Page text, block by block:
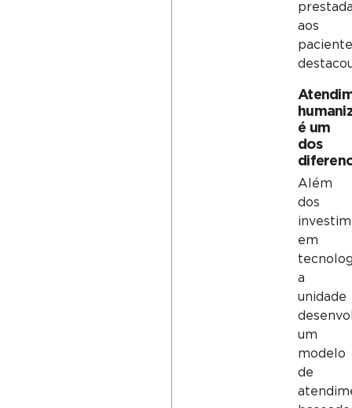
aos
é um
dos
Além
dos
em
a
unidade
um
modelo
de